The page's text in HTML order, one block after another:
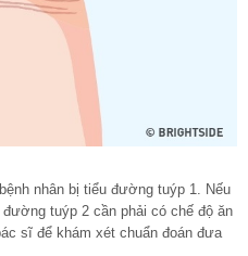
nhân bị tiểu đường tuýp 1. Nếu
tuýp 2 cần phải có chế độ ăn
sĩ để khám xét chuẩn đoán đưa